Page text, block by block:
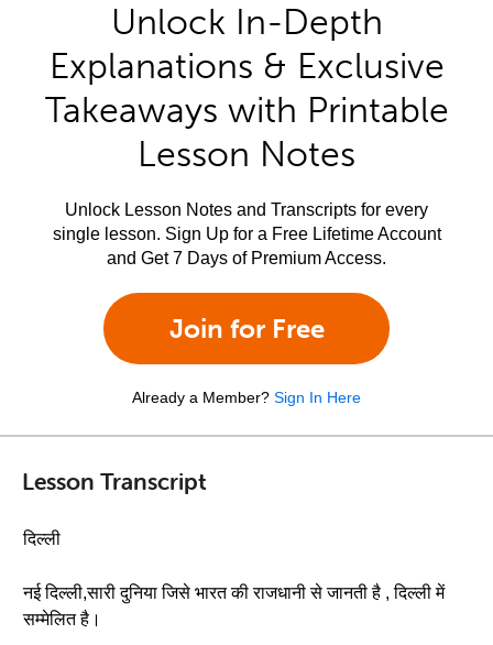
Unlock In-Depth
Explanations & Exclusive
Takeaways with Printable
Lesson Notes
Unlock Lesson Notes and Transcripts for every
single lesson. Sign Up for a Free Lifetime Account
and Get 7 Days of Premium Access.
Join for Free
Already a Member? Sign In Here
Lesson Transcript
दिल्ली
नई दिल्ली,सारी दुनिया जिसे भारत की राजधानी से जानती है , दिल्ली में
सम्मेलित है।